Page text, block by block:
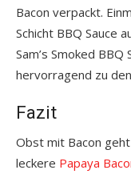
Bacon verpackt.
Schicht BBQ Sauce
Sam’s Smoked
hervorragend zu
Fazit
Obst mit Bacon
leckere Papaya